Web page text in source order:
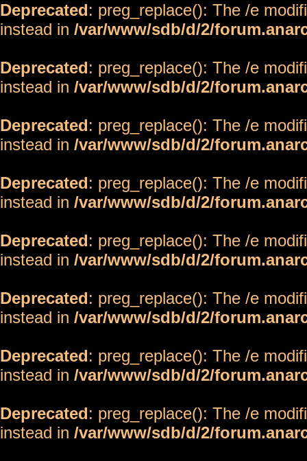
Deprecated: preg_replace(): The /e
instead in /var/www/sdb/d/2/
Deprecated: preg_replace(): The /e
instead in /var/www/sdb/d/2/
Deprecated: preg_replace(): The /e
instead in /var/www/sdb/d/2/
Deprecated: preg_replace(): The /e
instead in /var/www/sdb/d/2/
Deprecated: preg_replace(): The /e
instead in /var/www/sdb/d/2/
Deprecated: preg_replace(): The /e
instead in /var/www/sdb/d/2/
Deprecated: preg_replace(): The /e
instead in /var/www/sdb/d/2/
Deprecated: preg_replace(): The /e
instead in /var/www/sdb/d/2/